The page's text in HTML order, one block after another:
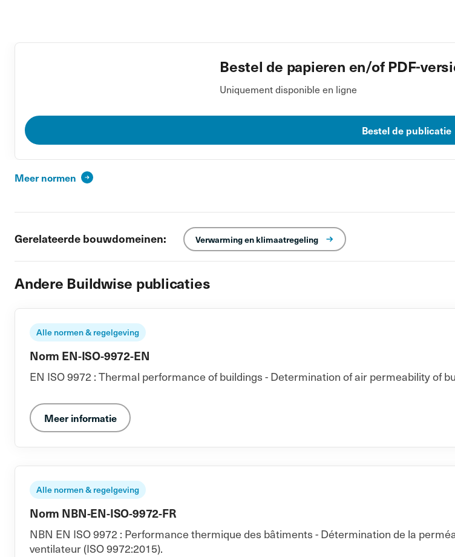
Bestel de papieren en/of PDF-
Uniquement disponible en ligne
Bestel de publicatie
Meer normen
Gerelateerde bouwdomeinen: Verwarming en klimaatregeling
Andere Buildwise publicaties
Alle normen & regelgeving
Norm EN-ISO-9972-EN
EN ISO 9972 : Thermal performance of buildings - Determination of air permeability of
Meer informatie
Alle normen & regelgeving
Norm NBN-EN-ISO-9972-FR
NBN EN ISO 9972 : Performance thermique des bâtiments - Détermination de la
ventilateur (ISO 9972:2015).